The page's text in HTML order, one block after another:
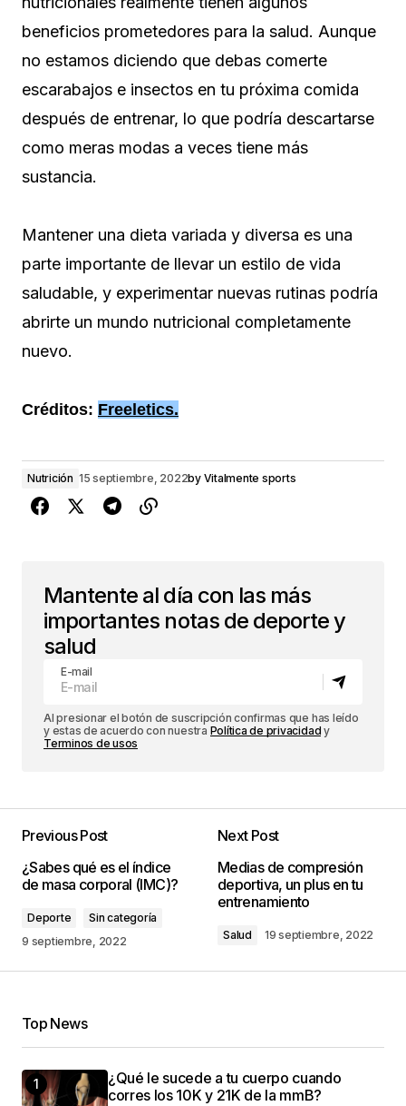
beneficios prometedores para la salud. Aunque
no estamos diciendo que debas comerte
escarabajos e insectos en tu próxima comida
después de entrenar, lo que podría descartarse
como meras modas a veces tiene más
sustancia.
Mantener una dieta variada y diversa es una
parte importante de llevar un estilo de vida
saludable, y experimentar nuevas rutinas podría
abrirte un mundo nutricional completamente
nuevo.
Créditos: Freeletics.
Nutrición 15 septiembre, 2022by Vitalmente sports
Mantente al día con las más
importantes notas de deporte y
salud
E-mail
Al presionar el botón de suscripción confirmas que has leído
y estas de acuerdo con nuestra Política de privacidad y
Terminos de usos
Previous Post
¿Sabes qué es el índice
de masa corporal (IMC)?
Deporte
Sin categoría
9 septiembre, 2022
Next Post
Medias de compresión
deportiva, un plus en tu
entrenamiento
Salud 19 septiembre, 2022
Top News
¿Qué le sucede a tu cuerpo cuando
corres los 10K y 21K de la mmB?